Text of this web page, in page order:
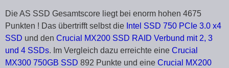
Die AS SSD Gesamtscore liegt bei enorm hohen 4675
Punkten ! Das übertrifft selbst die Intel SSD 750 PCIe 3.0 x4
SSD und den Crucial MX200 SSD RAID Verbund mit 2, 3
und 4 SSDs. Im Vergleich dazu erreichte eine Crucial
MX300 750GB SSD 892 Punkte und eine Crucial MX200